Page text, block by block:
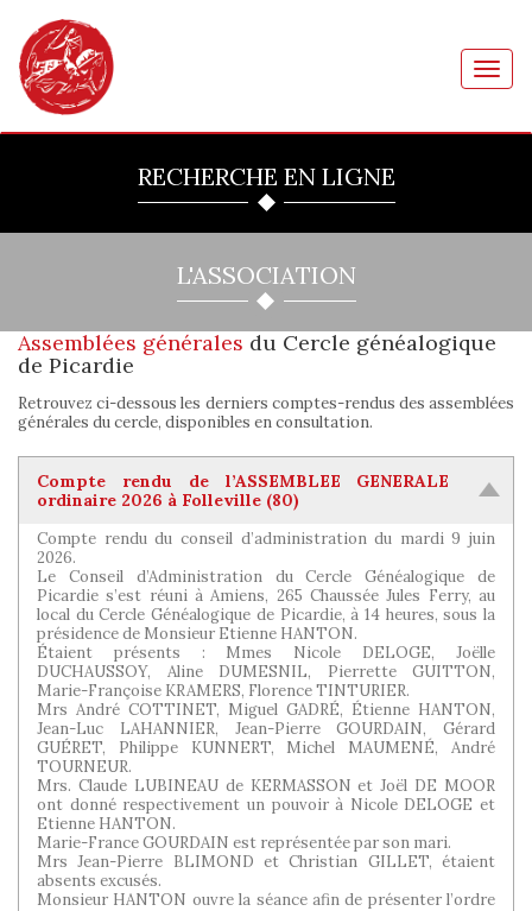
RECHERCHE EN LIGNE
L'ASSOCIATION
Assemblées générales du Cercle généalogique
de Picardie
Retrouvez ci-dessous les derniers comptes-rendus des assemblées
générales du cercle, disponibles en consultation.
Compte rendu de l’ASSEMBLEE GENERALE
ordinaire 2026 à Folleville (80)
Compte rendu du conseil d’administration du mardi 9 juin
2026.
Le Conseil d’Administration du Cercle Généalogique de
Picardie s’est réuni à Amiens, 265 Chaussée Jules Ferry, au
local du Cercle Généalogique de Picardie, à 14 heures, sous la
présidence de Monsieur Etienne HANTON.
Étaient présents : Mmes Nicole DELOGE, Joëlle
DUCHAUSSOY, Aline DUMESNIL, Pierrette GUITTON,
Marie-Françoise KRAMERS, Florence TINTURIER.
Mrs André COTTINET, Miguel GADRÉ, Étienne HANTON,
Jean-Luc LAHANNIER, Jean-Pierre GOURDAIN, Gérard
GUÉRET, Philippe KUNNERT, Michel MAUMENÉ, André
TOURNEUR.
Mrs. Claude LUBINEAU de KERMASSON et Joël DE MOOR
ont donné respectivement un pouvoir à Nicole DELOGE et
Etienne HANTON.
Marie-France GOURDAIN est représentée par son mari.
Mrs Jean-Pierre BLIMOND et Christian GILLET, étaient
absents excusés.
Monsieur HANTON ouvre la séance afin de présenter l’ordre